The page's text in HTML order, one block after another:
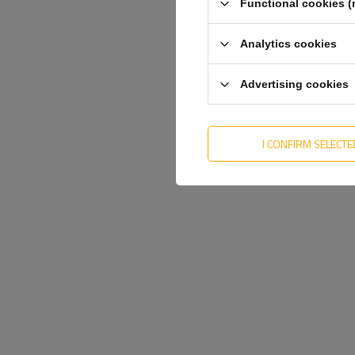
Functional cookies
Analytics cookies
Advertising cookies
I CONFIRM